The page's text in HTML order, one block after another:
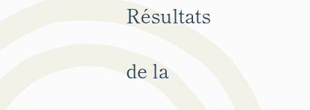
Résultats
de la